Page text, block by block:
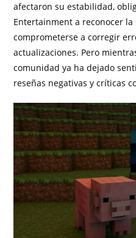
afectaron su estabilidad,
Entertainment a reconocer
comprometerse a corregir
actualizaciones. Pero
comunidad ya ha dejado
reseñas negativas y críticas